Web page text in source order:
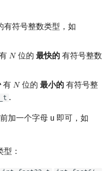
有符号整数类型，如
𝑁
N 位的最快的 有符号整数
有 𝑁
N 位的最小的 有符号整
.
加一个字母 u 即可，如
：